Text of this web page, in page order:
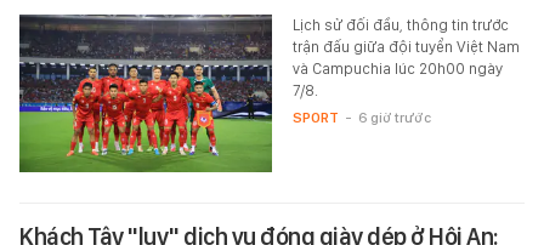
Lịch sử đối đầu, thông tin trước
trận đấu giữa đội tuyển Việt Nam
và Campuchia lúc 20h00 ngày
7/8.
SPORT - 6 giờ trước
Khách Tây "lụy" dịch vụ đóng giày dép ở Hội An: